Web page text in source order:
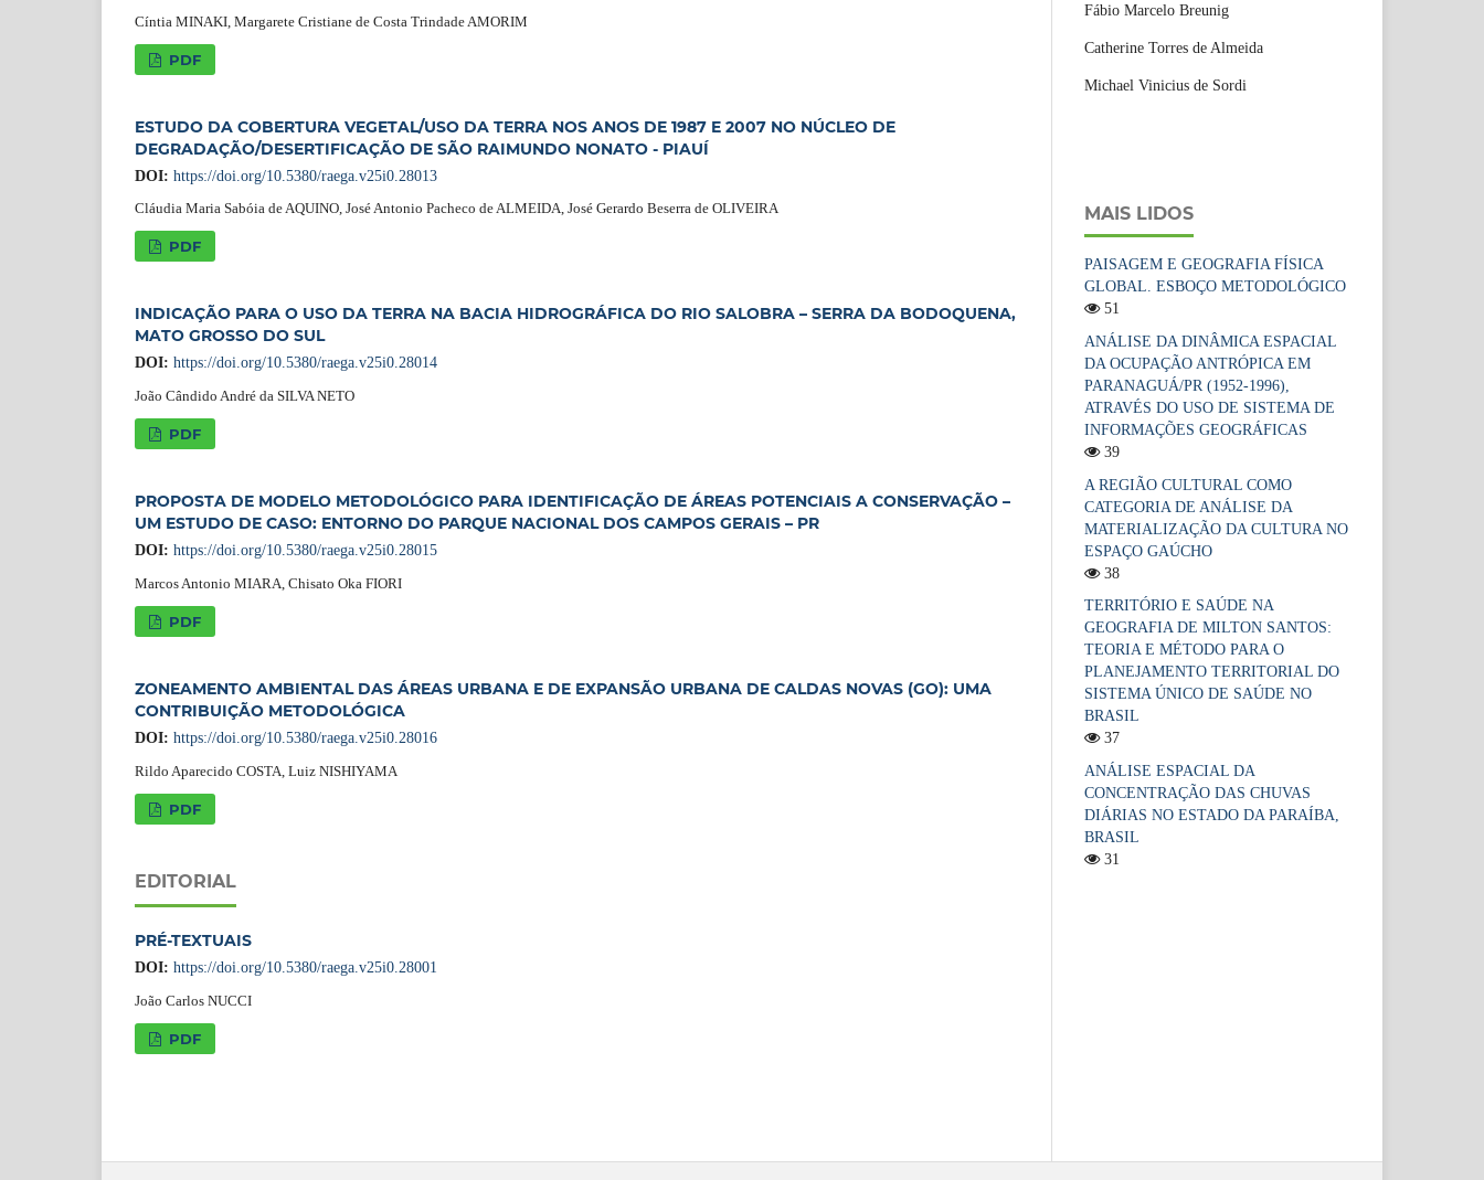
Cíntia MINAKI, Margarete Cristiane de Costa Trindade AMORIM
PDF
ESTUDO DA COBERTURA VEGETAL/USO DA TERRA NOS ANOS DE 1987 E 2007 NO NÚCLEO DE
DEGRADAÇÃO/DESERTIFICAÇÃO DE SÃO RAIMUNDO NONATO - PIAUÍ
DOI: https://doi.org/10.5380/raega.v25i0.28013
Cláudia Maria Sabóia de AQUINO, José Antonio Pacheco de ALMEIDA, José Gerardo Beserra de OLIVEIRA
PDF
INDICAÇÃO PARA O USO DA TERRA NA BACIA HIDROGRÁFICA DO RIO SALOBRA – SERRA DA BODOQUENA,
MATO GROSSO DO SUL
DOI: https://doi.org/10.5380/raega.v25i0.28014
João Cândido André da SILVA NETO
PDF
PROPOSTA DE MODELO METODOLÓGICO PARA IDENTIFICAÇÃO DE ÁREAS POTENCIAIS A CONSERVAÇÃO –
UM ESTUDO DE CASO: ENTORNO DO PARQUE NACIONAL DOS CAMPOS GERAIS – PR
DOI: https://doi.org/10.5380/raega.v25i0.28015
Marcos Antonio MIARA, Chisato Oka FIORI
PDF
ZONEAMENTO AMBIENTAL DAS ÁREAS URBANA E DE EXPANSÃO URBANA DE CALDAS NOVAS (GO): UMA
CONTRIBUIÇÃO METODOLÓGICA
DOI: https://doi.org/10.5380/raega.v25i0.28016
Rildo Aparecido COSTA, Luiz NISHIYAMA
PDF
EDITORIAL
PRÉ-TEXTUAIS
DOI: https://doi.org/10.5380/raega.v25i0.28001
João Carlos NUCCI
PDF
Fábio Marcelo Breunig
Catherine Torres de Almeida
Michael Vinicius de Sordi
MAIS LIDOS
PAISAGEM E GEOGRAFIA FÍSICA
GLOBAL. ESBOÇO METODOLÓGICO
51
ANÁLISE DA DINÂMICA ESPACIAL
DA OCUPAÇÃO ANTRÓPICA EM
PARANAGUÁ/PR (1952-1996),
ATRAVÉS DO USO DE SISTEMA DE
INFORMAÇÕES GEOGRÁFICAS
39
A REGIÃO CULTURAL COMO
CATEGORIA DE ANÁLISE DA
MATERIALIZAÇÃO DA CULTURA NO
ESPAÇO GAÚCHO
38
TERRITÓRIO E SAÚDE NA
GEOGRAFIA DE MILTON SANTOS:
TEORIA E MÉTODO PARA O
PLANEJAMENTO TERRITORIAL DO
SISTEMA ÚNICO DE SAÚDE NO
BRASIL
37
ANÁLISE ESPACIAL DA
CONCENTRAÇÃO DAS CHUVAS
DIÁRIAS NO ESTADO DA PARAÍBA,
BRASIL
31